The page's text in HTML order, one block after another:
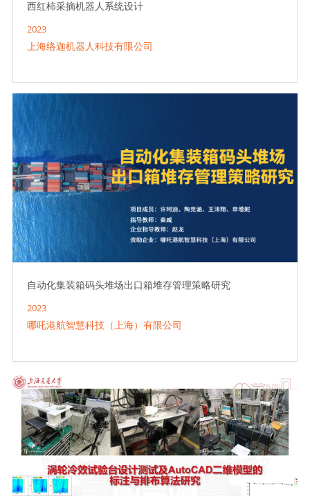
西红柿采摘机器人系统设计
2023
上海络迦机器人科技有限公司
自动化集装箱码头堆场出口箱堆存管理策略研究
2023
哪吒港航智慧科技（上海）有限公司